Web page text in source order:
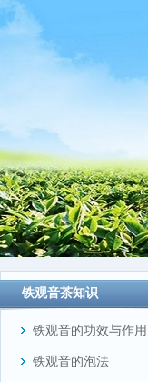
铁观音茶知识
铁观音的功效与作用
铁观音的泡法